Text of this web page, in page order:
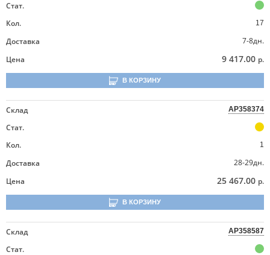
Стат.
Кол.
17
Доставка
7-8дн.
Цена
9 417.00 р.
В КОРЗИНУ
Склад AP358374
Стат.
Кол.
1
Доставка
28-29дн.
Цена
25 467.00 р.
В КОРЗИНУ
Склад AP358587
Стат.